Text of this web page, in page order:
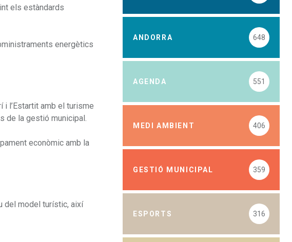
els estàndards
energètics
i l’Estartit amb el turisme
de la gestió municipal.
econòmic amb la
del model turístic, així
ANDORRA 648
AGENDA 551
MEDI AMBIENT 406
GESTIÓ MUNICIPAL 359
ESPORTS 316